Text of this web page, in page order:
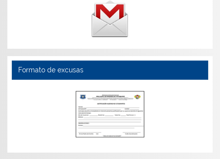
Formato de excusas